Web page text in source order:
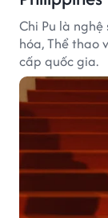
Chi Pu là
hóa, Thể thao
cấp quốc gia.